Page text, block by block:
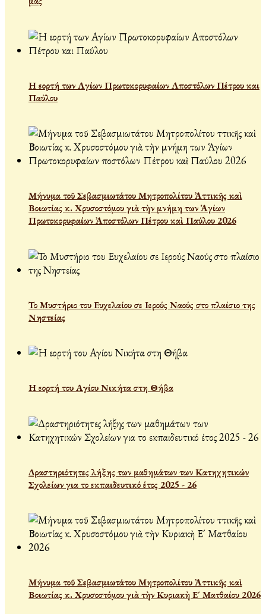
Η εορτή των Αγίων Πρωτοκορυφαίων Αποστόλων Πέτρου και
Παύλου
Μήνυμα τοῦ Σεβασμιωτάτου Μητροπολίτου Ἀττικῆς καὶ
Βοιωτίας κ. Χρυσοστόμου γιὰ τὴν μνήμη των Ἁγίων
Πρωτοκορυφαίων Ἀποστόλων Πέτρου καὶ Παύλου 2026
Το Μυστήριο του Ευχελαίου σε Ιερούς Ναούς στο πλαίσιο της
Νηστείας
Η εορτή του Αγίου Νικήτα στη Θήβα
Δραστηριότητες λήξης των μαθημάτων των Κατηχητικών
Σχολείων για το εκπαιδευτικό έτος 2025 - 26
Μήνυμα τοῦ Σεβασμιωτάτου Μητροπολίτου Ἀττικῆς καὶ
Βοιωτίας κ. Χρυσοστόμου γιὰ τὴν Κυριακὴ Ε´ Ματθαίου 2026